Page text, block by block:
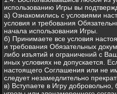
использованию Игры вы
а) Ознакомились с условиями
условия и требования
начала использования Игры.
б) Принимаете все условия
и требования Обязательных
либо изъятий и ограничений с
иных условиях не допускается.
настоящего Соглашения или не
следует незамедлительно
в) Вступаете в Игру